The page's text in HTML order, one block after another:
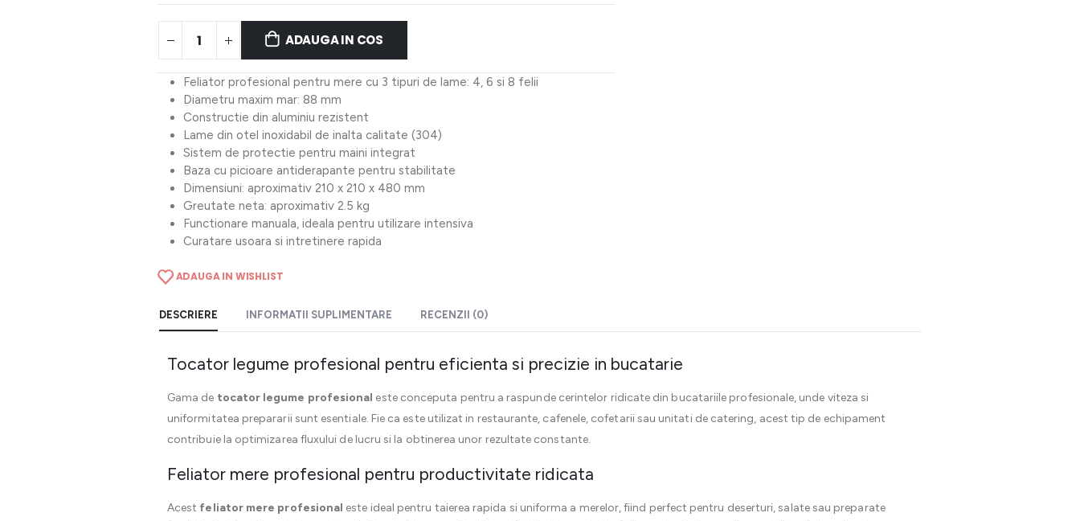
ADAUGA IN COS
Feliator profesional pentru mere cu 3 tipuri de lame: 4, 6 si 8 felii
Diametru maxim mar: 88 mm
Constructie din aluminiu rezistent
Lame din otel inoxidabil de inalta calitate (304)
Sistem de protectie pentru maini integrat
Baza cu picioare antiderapante pentru stabilitate
Dimensiuni: aproximativ 210 x 210 x 480 mm
Greutate neta: aproximativ 2.5 kg
Functionare manuala, ideala pentru utilizare intensiva
Curatare usoara si intretinere rapida
ADAUGA IN WISHLIST
DESCRIERE INFORMATII SUPLIMENTARE RECENZII (0)
Tocator legume profesional pentru eficienta si precizie in bucatarie
Gama de tocator legume profesional este conceputa pentru a raspunde cerintelor ridicate din bucatariile profesionale, unde viteza si
uniformitatea prepararii sunt esentiale. Fie ca este utilizat in restaurante, cafenele, cofetarii sau unitati de catering, acest tip de echipament
contribuie la optimizarea fluxului de lucru si la obtinerea unor rezultate constante.
Feliator mere profesional pentru productivitate ridicata
Acest feliator mere profesional este ideal pentru taierea rapida si uniforma a merelor, fiind perfect pentru deserturi, salate sau preparate